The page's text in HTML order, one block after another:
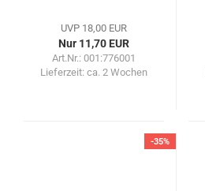
UVP 18,00 EUR
Nur 11,70 EUR
Art.Nr.: 001:776001
Lieferzeit: ca. 2 Wochen
-35%